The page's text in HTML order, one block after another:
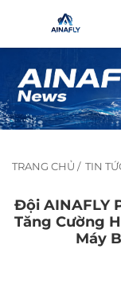
TRANG CHỦ / TIN
Đội AINAFLY
Tăng Cường
Máy